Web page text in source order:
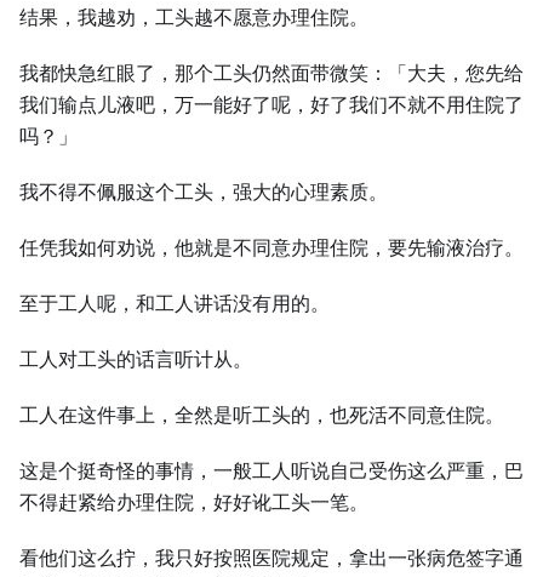
结果，我越劝，工头越不愿意办理住院。
我都快急红眼了，那个工头仍然面带微笑：「大夫，您先给
我们输点儿液吧，万一能好了呢，好了我们不就不用住院了
吗？」
我不得不佩服这个工头，强大的心理素质。
任凭我如何劝说，他就是不同意办理住院，要先输液治疗。
至于工人呢，和工人讲话没有用的。
工人对工头的话言听计从。
工人在这件事上，全然是听工头的，也死活不同意住院。
这是个挺奇怪的事情，一般工人听说自己受伤这么严重，巴
不得赶紧给办理住院，好好讹工头一笔。
看他们这么拧，我只好按照医院规定，拿出一张病危签字通